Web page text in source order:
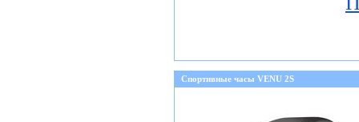
Спортивные часы VENU 2S